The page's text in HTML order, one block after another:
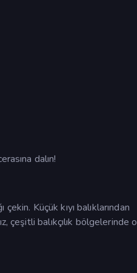
dalın!
çekin. Küçük kıyı balıklarından
çeşitli balıkçılık bölgelerinde o